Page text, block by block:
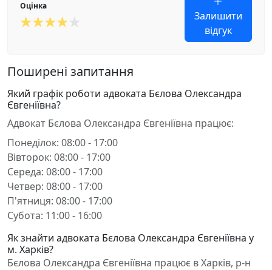
Оцінка
Залишити
відгук
Поширені запитання
Який графік роботи адвоката Бєлова Олександра
Євгеніївна?
Адвокат Бєлова Олександра Євгеніївна працює:
Понеділок: 08:00 - 17:00
Вівторок: 08:00 - 17:00
Середа: 08:00 - 17:00
Четвер: 08:00 - 17:00
П'ятниця: 08:00 - 17:00
Субота: 11:00 - 16:00
Як знайти адвоката Бєлова Олександра Євгеніївна у
м. Харків?
Бєлова Олександра Євгеніївна працює в Харків, р-н